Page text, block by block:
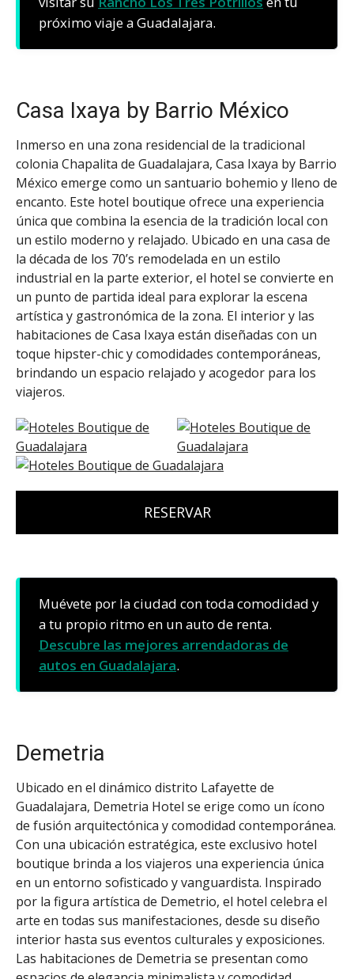
próximo viaje a Guadalajara.
Casa Ixaya by Barrio México
Inmerso en una zona residencial de la tradicional
colonia Chapalita de Guadalajara, Casa Ixaya by Barrio
México emerge como un santuario bohemio y lleno de
encanto. Este hotel boutique ofrece una experiencia
única que combina la esencia de la tradición local con
un estilo moderno y relajado. Ubicado en una casa de
la década de los 70’s remodelada en un estilo
industrial en la parte exterior, el hotel se convierte en
un punto de partida ideal para explorar la escena
artística y gastronómica de la zona. El interior y las
habitaciones de Casa Ixaya están diseñadas con un
toque hipster-chic y comodidades contemporáneas,
brindando un espacio relajado y acogedor para los
viajeros.
RESERVAR
Muévete por la ciudad con toda comodidad y
a tu propio ritmo en un auto de renta.
Descubre las mejores arrendadoras de
autos en Guadalajara.
Demetria
Ubicado en el dinámico distrito Lafayette de
Guadalajara, Demetria Hotel se erige como un ícono
de fusión arquitectónica y comodidad contemporánea.
Con una ubicación estratégica, este exclusivo hotel
boutique brinda a los viajeros una experiencia única
en un entorno sofisticado y vanguardista. Inspirado
por la figura artística de Demetrio, el hotel celebra el
arte en todas sus manifestaciones, desde su diseño
interior hasta sus eventos culturales y exposiciones.
Las habitaciones de Demetria se presentan como